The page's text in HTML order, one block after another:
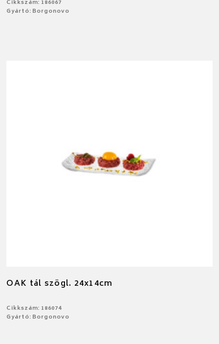
Cikkszám: 186067
Gyártó: Borgonovo
OAK tál szögl. 24x14cm
Cikkszám: 186074
Gyártó: Borgonovo